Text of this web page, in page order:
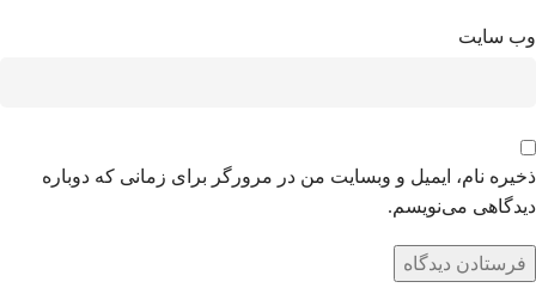
وب‌ سایت
ذخیره نام، ایمیل و وبسایت من در مرورگر برای زمانی که دوباره
دیدگاهی می‌نویسم.